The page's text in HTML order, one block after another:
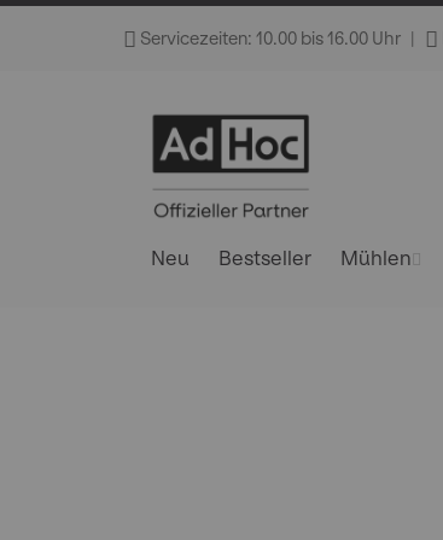
Direkt
Inhalt
Servicezeiten: 10.00 bis 16.00 Uhr
Neu Bestseller Mühlen